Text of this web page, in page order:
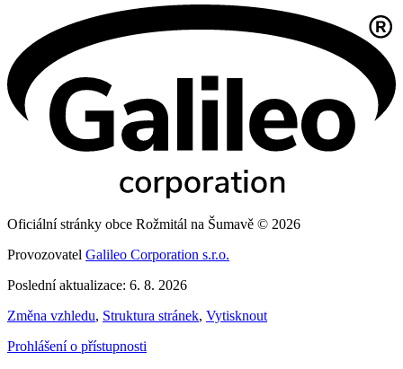
Oficiální stránky obce Rožmitál na Šumavě © 2026
Provozovatel Galileo Corporation s.r.o.
Poslední aktualizace: 6. 8. 2026
Změna vzhledu, Struktura stránek, Vytisknout
Prohlášení o přístupnosti